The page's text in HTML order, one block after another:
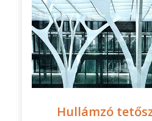
Hullámzó